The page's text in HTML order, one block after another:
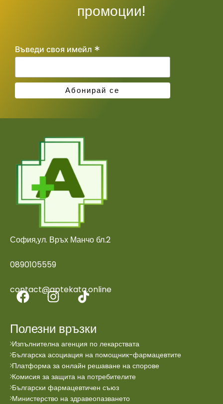
промоции!
Въведи своя имейл *
София,ул. Връх Манчо бл.2
0890105559
contact@aptekata.online
Полезни връзки
Изпълнителна агенция по лекарствата
Българска асоциация на помощник-фармацевтите
Платформа за онлайн решаване на спорове
Комисия за защита на потребителите
Български фармацевтичен съюз
Министерство на здравеопазването